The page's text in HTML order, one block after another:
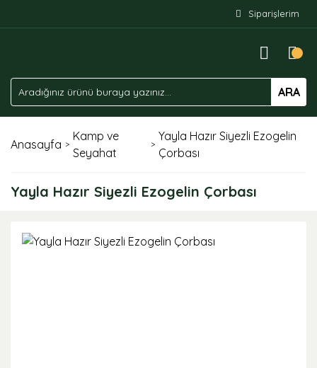
Siparişlerim
ARA
Anasayfa
Kamp ve
Seyahat
Yayla Hazır Siyezli Ezogelin
Çorbası
Yayla Hazır Siyezli Ezogelin Çorbası